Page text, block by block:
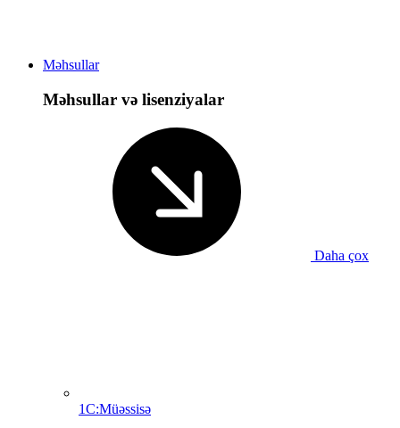
Məhsullar
Məhsullar və lisenziyalar
Daha çox
1C:Müəssisə